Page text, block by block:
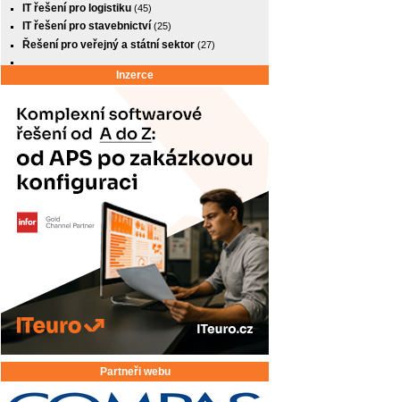
IT řešení pro logistiku (45)
IT řešení pro stavebnictví (25)
Řešení pro veřejný a státní sektor (27)
Inzerce
Partneři webu